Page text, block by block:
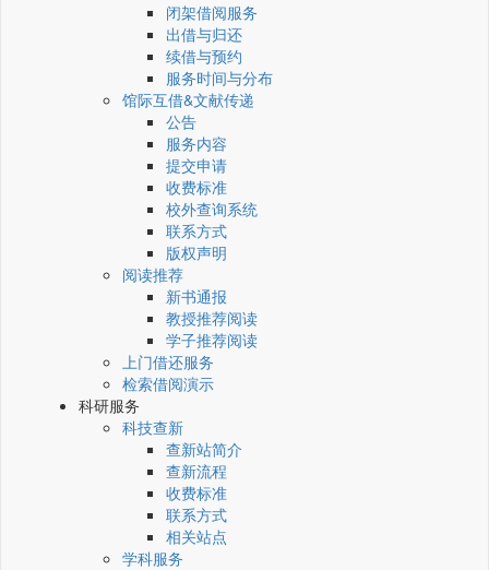
闭架借阅服务
出借与归还
续借与预约
服务时间与分布
馆际互借&文献传递
公告
服务内容
提交申请
收费标准
校外查询系统
联系方式
版权声明
阅读推荐
新书通报
教授推荐阅读
学子推荐阅读
上门借还服务
检索借阅演示
科研服务
科技查新
查新站简介
查新流程
收费标准
联系方式
相关站点
学科服务